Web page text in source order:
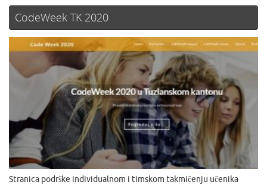
CodeWeek TK 2020
Stranica podrške individualnom i timskom takmičenju učenika